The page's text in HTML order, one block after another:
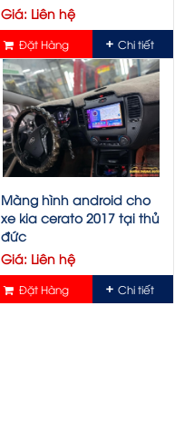
Giá: Liên hệ
Đặt Hàng Chi tiết
Màng hình android cho
xe kia cerato 2017 tại thủ
đức
Giá: Liên hệ
Đặt Hàng Chi tiết